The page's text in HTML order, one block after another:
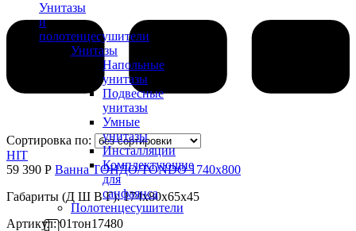
Унитазы
и
полотенцесушители
Унитазы
Напольные
унитазы
Подвесные
унитазы
Умные
унитазы
Инсталляции
Комплектующие
для
санфаянса
Полотенцесушители
Сортировка по:
HIT
59 390 Р Ванна ТОНДО/TONDO 1740х800
Габариты (Д Ш В Г): 174x80x65x45
Артикул: 01тон17480